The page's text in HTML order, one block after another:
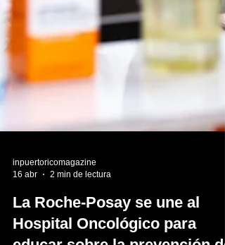
16 abr
2 min de lectura
La Roche-Posay se une al